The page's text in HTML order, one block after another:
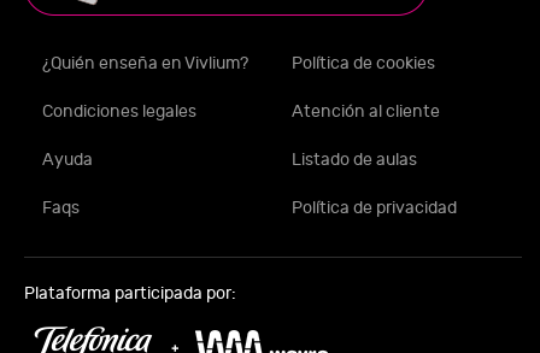
¿Quién enseña en Vivlium? Política de cookies
Condiciones legales Atención al cliente
Ayuda Listado de aulas
Faqs Política de privacidad
Plataforma participada por: